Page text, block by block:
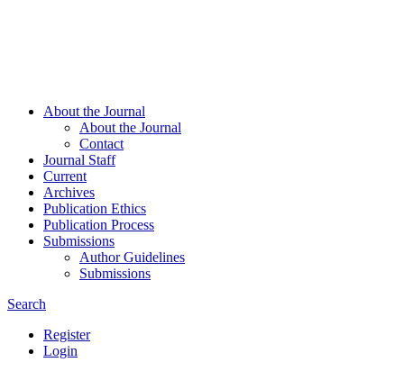
About the Journal
About the Journal
Contact
Journal Staff
Current
Archives
Publication Ethics
Publication Process
Submissions
Author Guidelines
Submissions
Search
Register
Login